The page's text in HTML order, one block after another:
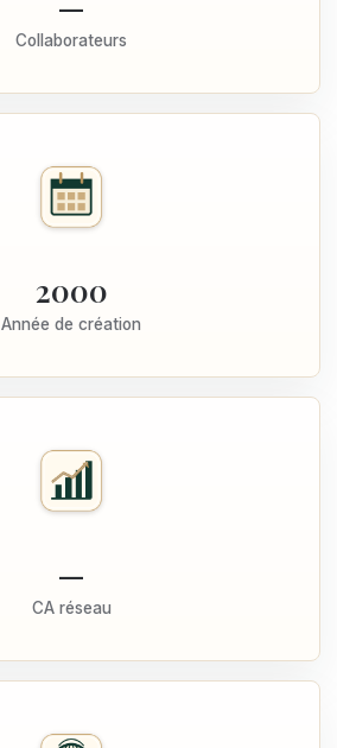
Collaborateurs
2000
Année de création
—
CA réseau